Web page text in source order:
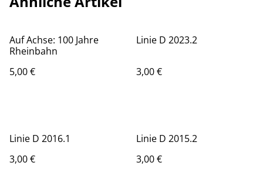
Auf Achse: 100 Jahre
Rheinbahn
5,00 €
Linie D 2023.2
3,00 €
Linie D 2016.1
3,00 €
Linie D 2015.2
3,00 €